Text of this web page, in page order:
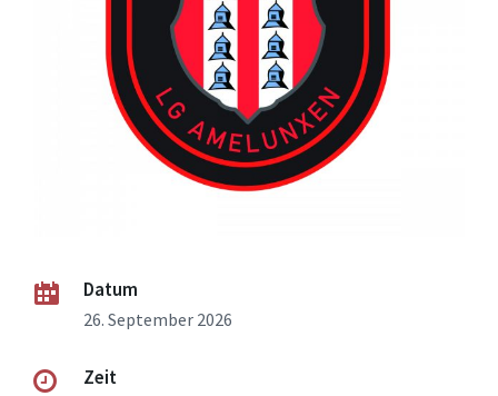
Datum
26. September 2026
Zeit